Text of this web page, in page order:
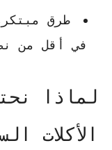
طرق
في أقل من
لماذا
الأكلات